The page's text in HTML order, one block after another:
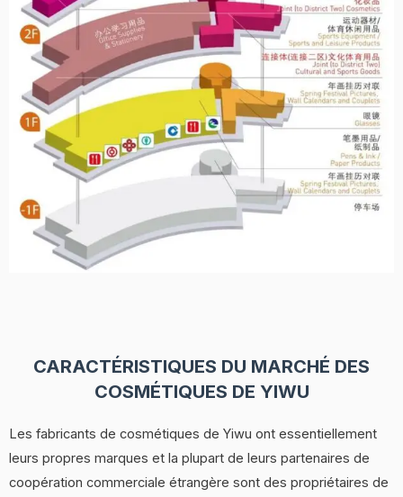
CARACTÉRISTIQUES DU MARCHÉ DES
COSMÉTIQUES DE YIWU
Les fabricants de cosmétiques de Yiwu ont essentiellement
leurs propres marques et la plupart de leurs partenaires de
coopération commerciale étrangère sont des propriétaires de